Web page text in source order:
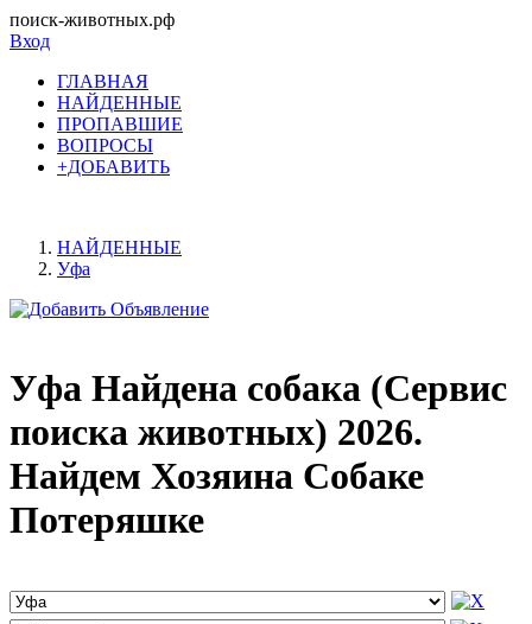
поиск-животных.рф
Вход
ГЛАВНАЯ
НАЙДЕННЫЕ
ПРОПАВШИЕ
ВОПРОСЫ
+ДОБАВИТЬ
НАЙДЕННЫЕ
Уфа
Уфа Найдена собака (Сервис
поиска животных) 2026.
Найдем Хозяина Собаке
Потеряшке